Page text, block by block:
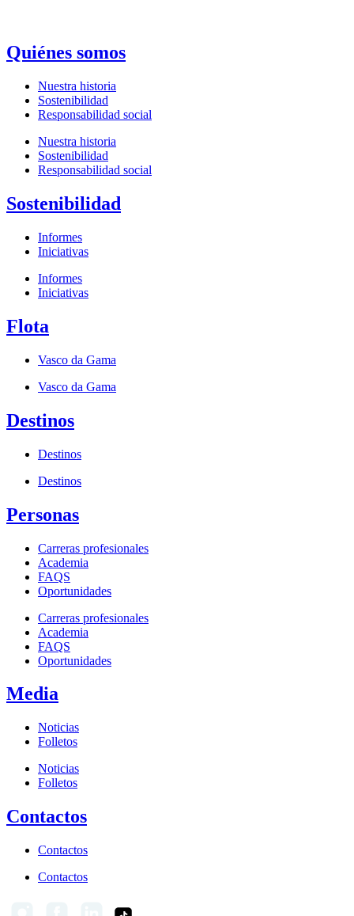
Quiénes somos
Nuestra historia
Sostenibilidad
Responsabilidad social
Nuestra historia
Sostenibilidad
Responsabilidad social
Sostenibilidad
Informes
Iniciativas
Informes
Iniciativas
Flota
Vasco da Gama
Vasco da Gama
Destinos
Destinos
Destinos
Personas
Carreras profesionales
Academia
FAQS
Oportunidades
Carreras profesionales
Academia
FAQS
Oportunidades
Media
Noticias
Folletos
Noticias
Folletos
Contactos
Contactos
Contactos